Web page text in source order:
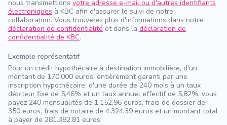
nous transmettions votre adresse e-mail ou d'autres identifiants
électroniques à KBC afin d'assurer le suivi de notre
collaboration. Vous trouverez plus d'informations dans notre
déclaration de confidentialité et dans la déclaration de
confidentialité de KBC.
Exemple représentatif
Pour un crédit hypothécaire à destination immobilière, d'un
montant de 170.000 euros, entièrement garanti par une
inscription hypothécaire, d'une durée de 240 mois à un taux
débiteur fixe de 5,46% et un taux annuel effectif de 5,82%, vous
payez 240 mensualités de 1.152,96 euros, frais de dossier de
350 euros, frais de notaire de 4.324,39 euros et un montant total
à payer de 281.382,81 euros.